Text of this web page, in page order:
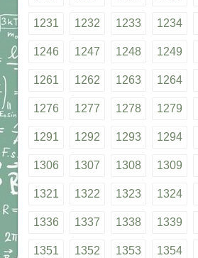
1231 1232 1233 1234
1246 1247 1248 1249
1261 1262 1263 1264
1276 1277 1278 1279
1291 1292 1293 1294
1306 1307 1308 1309
1321 1322 1323 1324
1336 1337 1338 1339
1351 1352 1353 1354